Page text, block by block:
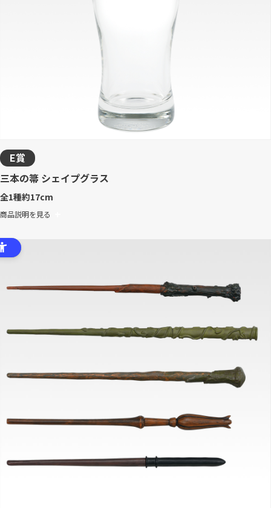
E賞
三本の箒 シェイプグラス
全1種約17cm
商品説明を見る